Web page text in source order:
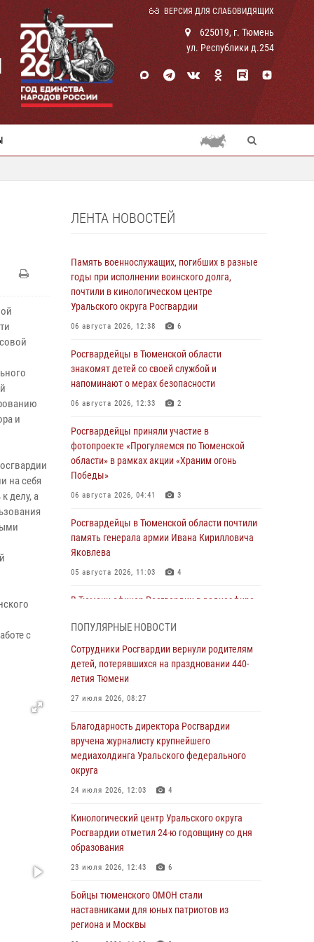
ВЕРСИЯ ДЛЯ СЛАБОВИДЯЩИХ
625019, г. Тюмень
ул. Республики д.254
и
на себя
делу, а
с
ЛЕНТА НОВОСТЕЙ
Память военнослужащих, погибших в разные
годы при исполнении воинского долга,
почтили в кинологическом центре
Уральского округа Росгвардии
06 августа 2026, 12:38 6
Росгвардейцы в Тюменской области
знакомят детей со своей службой и
напоминают о мерах безопасности
06 августа 2026, 12:33 2
Росгвардейцы приняли участие в
фотопроекте «Прогуляемся по Тюменской
области» в рамках акции «Храним огонь
Победы»
06 августа 2026, 04:41 3
Росгвардейцы в Тюменской области почтили
память генерала армии Ивана Кирилловича
Яковлева
05 августа 2026, 11:03 4
В Тюмени офицер Росгвардии в радиоэфире
владения оружием
05 августа 2026, 09:56 2
Военнослужащие Росгвардии сбили дрон-
Стальной характер продемонстрировали
росгвардейцы в ходе масштабных
спортивных событий на Урале
05 августа 2026, 05:22
В Тюмени сотрудник Росгвардии во
внеслужебное время задержал виновника
ДТП
05 августа 2026, 05:15
Со 101-м Днём рождения поздравили
сотрудники Росгвардии труженицу тыла из
Тюмени
ПОПУЛЯРНЫЕ НОВОСТИ
Сотрудники Росгвардии вернули родителям
детей, потерявшихся на праздновании 440-
летия Тюмени
27 июля 2026, 08:27
Благодарность директора Росгвардии
вручена журналисту крупнейшего
медиахолдинга Уральского федерального
округа
24 июля 2026, 12:03 4
Кинологический центр Уральского округа
Росгвардии отметил 24-ю годовщину со дня
образования
23 июля 2026, 12:43 6
Бойцы тюменского ОМОН стали
наставниками для юных патриотов из
региона и Москвы